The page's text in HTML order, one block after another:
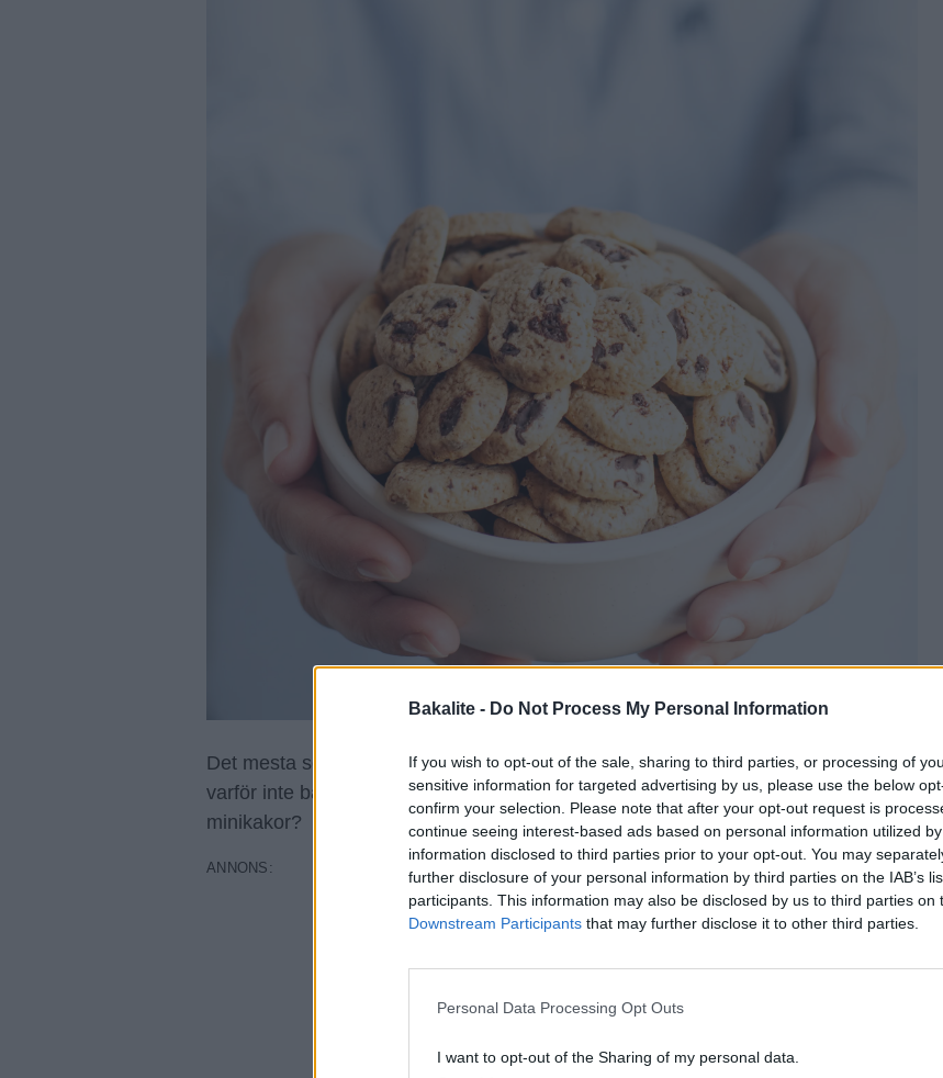
Bakalite - Do Not Process My Personal Information
If you wish to opt-out of the sale, sharing to third parties, or processing of
sensitive information for targeted advertising by us, please use the below
confirm your selection. Please note that after your opt-out request is
continue seeing interest-based ads based on personal information utilized
information disclosed to third parties prior to your opt-out. You may
further disclosure of your personal information by third parties on the IAB’s
participants. This information may also be disclosed by us to third parties on
Downstream Participants that may further disclose it to other third parties.
Personal Data Processing Opt Outs
I want to opt-out of the Sharing of my personal data.
Det mesta som görs i miniatyr gör det hela lite roligare och lite gulligare. Så
varför inte baka klassiska amerikanska chocolate chip cookies som pyttesmå
minikakor?